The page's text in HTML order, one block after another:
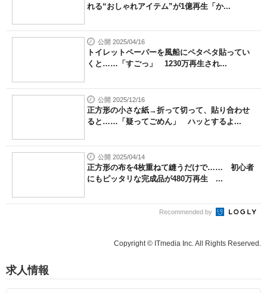
れる“おしゃれアイテム”が1億再生「か...
公開 2025/04/16
トイレットペーパーを風船にペタペタ貼ってい
くと……「すごっ」 1230万再生され...
公開 2025/12/16
正方形の小さな紙→折って切って、貼り合わせ
ると……「疑ってごめん」 ハッとするよ...
公開 2025/04/14
正方形の布を4枚重ねて縫うだけで…… 初心者
にもピッタリな完成品が480万再生 ...
Recommended by
Copyright © ITmedia Inc. All Rights Reserved.
求人情報